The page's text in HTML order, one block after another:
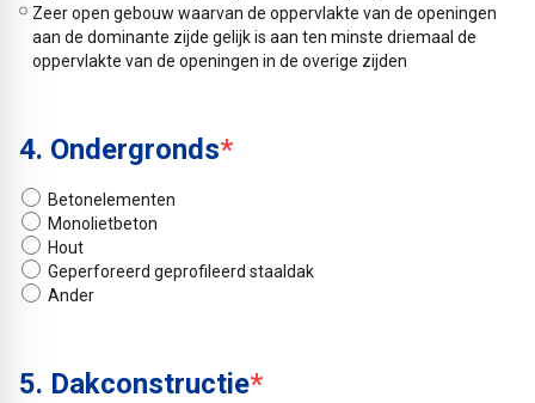
Zeer open gebouw waarvan de oppervlakte van de openingen
aan de dominante zijde gelijk is aan ten minste driemaal de
oppervlakte van de openingen in de overige zijden
4. Ondergronds*
Betonelementen
Monolietbeton
Hout
Geperforeerd geprofileerd staaldak
Ander
5. Dakconstructie*